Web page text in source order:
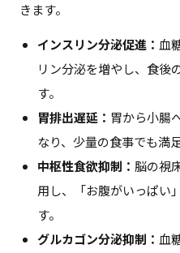
きます。
インスリン分泌促進： 血
リン分泌を増やし、食後
す。
胃排出遅延： 胃から小腸
なり、少量の食事でも満
中枢性食欲抑制： 脳の視
用し、「お腹がいっぱい
す。
グルカゴン分泌抑制： 血